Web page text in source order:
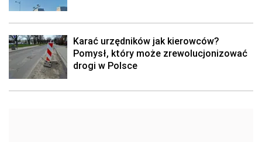
Karać urzędników jak kierowców?
Pomysł, który może zrewolucjonizować
drogi w Polsce